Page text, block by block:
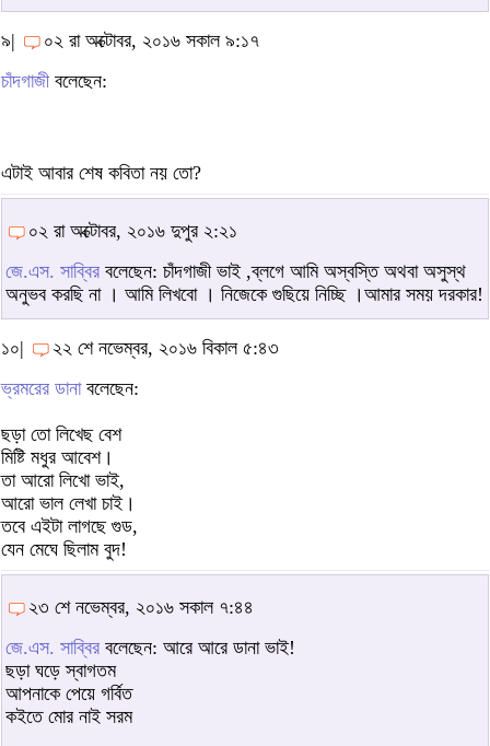
৯|
০২ রা অক্টোবর, ২০১৬ সকাল ৯:১৭
চাঁদগাজীবলেছেন:
এটাই আবার শেষ কবিতা নয় তো?
০২ রা অক্টোবর, ২০১৬ দুপুর ২:২১
জে.এস. সাব্বির বলেছেন: চাঁদগাজী ভাই ,ব্লগে আমি অস্বস্তি অথবা অসুস্থ
অনুভব করছি না । আমি লিখবো । নিজেকে গুছিয়ে নিচ্ছি ।আমার সময় দরকার!
১০|
২২ শে নভেম্বর, ২০১৬ বিকাল ৫:৪৩
ভ্রমরের ডানাবলেছেন:
ছড়া তো লিখেছ বেশ
মিষ্টি মধুর আবেশ।
তা আরো লিখো ভাই,
আরো ভাল লেখা চাই।
তবে এইটা লাগছে গুড,
যেন মেঘে ছিলাম বুদ!
২৩ শে নভেম্বর, ২০১৬ সকাল ৭:৪৪
জে.এস. সাব্বির বলেছেন: আরে আরে ডানা ভাই!
ছড়া ঘড়ে স্বাগতম
আপনাকে পেয়ে গর্বিত
কইতে মোর নাই সরম